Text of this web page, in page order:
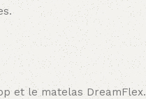
et le matelas DreamFlex.